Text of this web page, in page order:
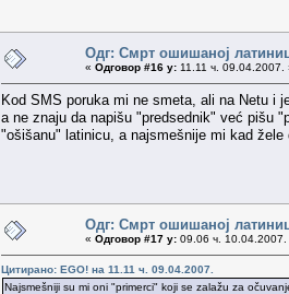
Одг: Смрт ошишаној
« Одговор #16 у: 11.11 ч. 09.04.2007.
Kod SMS poruka mi ne smeta, ali na Netu i
a ne znaju da napišu "predsednik" već pišu
"ošišanu" latinicu, a najsmešnije mi kad
Одг: Смрт ошишаној
« Одговор #17 у: 09.06 ч. 10.04.2007.
Цитирано: EGO! на 11.11 ч. 09.04.2007.
Najsmešniji su mi oni "primerci" koji se zalažu za